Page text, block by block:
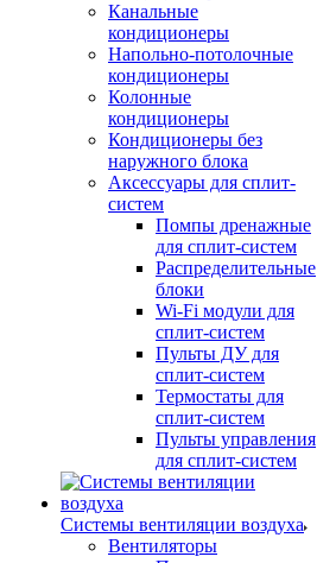
Канальные
кондиционеры
Напольно-потолочные
кондиционеры
Колонные
кондиционеры
Кондиционеры без
наружного блока
Аксессуары для сплит-
систем
Помпы дренажные
для сплит-систем
Распределительные
блоки
Wi-Fi модули для
сплит-систем
Пульты ДУ для
сплит-систем
Термостаты для
сплит-систем
Пульты управления
для сплит-систем
Системы вентиляции воздуха
Вентиляторы